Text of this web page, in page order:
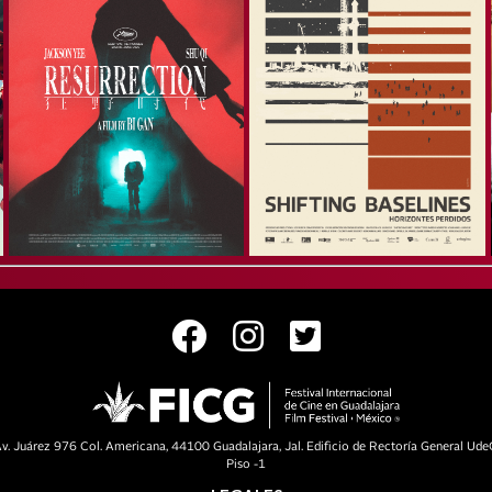
Juárez 976 Col. Americana, 44100 Guadalajara, Jal. Edificio de Rectoría General
Piso -1